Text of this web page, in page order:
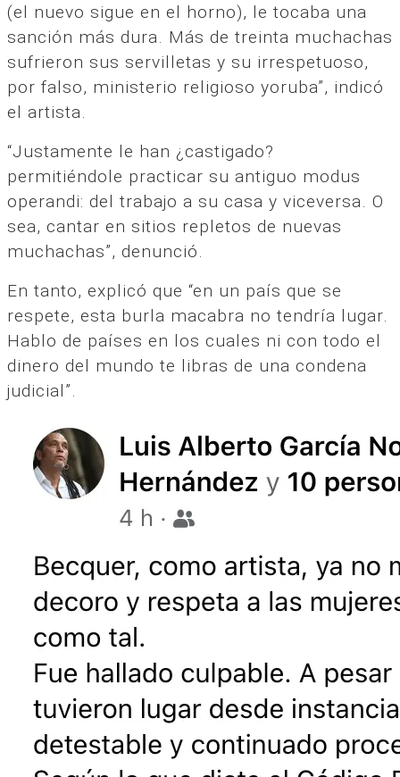
(el nuevo sigue en el horno), le tocaba una
sanción más dura. Más de treinta muchachas
sufrieron sus servilletas y su irrespetuoso,
por falso, ministerio religioso yoruba”, indicó
el artista.
“Justamente le han ¿castigado?
permitiéndole practicar su antiguo modus
operandi: del trabajo a su casa y viceversa. O
sea, cantar en sitios repletos de nuevas
muchachas”, denunció.
En tanto, explicó que “en un país que se
respete, esta burla macabra no tendría lugar.
Hablo de países en los cuales ni con todo el
dinero del mundo te libras de una condena
judicial”.